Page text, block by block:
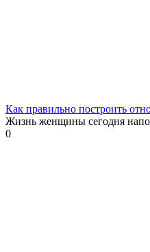
Как правильно построить
Жизнь женщины сегодня
0